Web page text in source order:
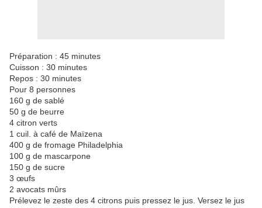
Préparation : 45 minutes
Cuisson : 30 minutes
Repos : 30 minutes
Pour 8 personnes
160 g de sablé
50 g de beurre
4 citron verts
1 cuil. à café de Maïzena
400 g de fromage Philadelphia
100 g de mascarpone
150 g de sucre
3 œufs
2 avocats mûrs
Prélevez le zeste des 4 citrons puis pressez le jus. Versez le jus